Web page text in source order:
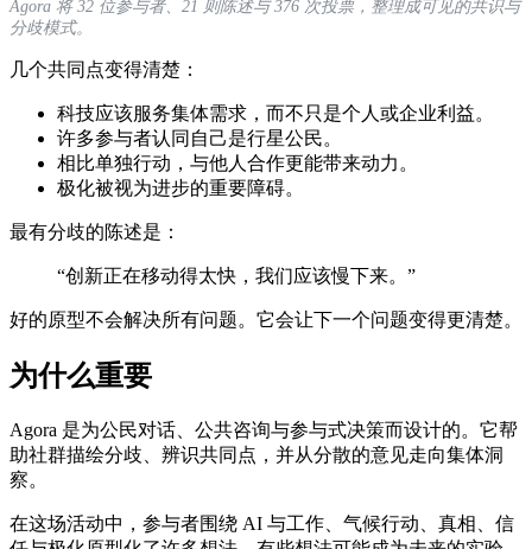
Agora 将 32 位参与者、21 则陈述与 376 次投票，整理成可见的共识与
分歧模式。
几个共同点变得清楚：
科技应该服务集体需求，而不只是个人或企业利益。
许多参与者认同自己是行星公民。
相比单独行动，与他人合作更能带来动力。
极化被视为进步的重要障碍。
最有分歧的陈述是：
“创新正在移动得太快，我们应该慢下来。”
好的原型不会解决所有问题。它会让下一个问题变得更清楚。
为什么重要
Agora 是为公民对话、公共咨询与参与式决策而设计的。它帮
助社群描绘分歧、辨识共同点，并从分散的意见走向集体洞
察。
在这场活动中，参与者围绕 AI 与工作、气候行动、真相、信